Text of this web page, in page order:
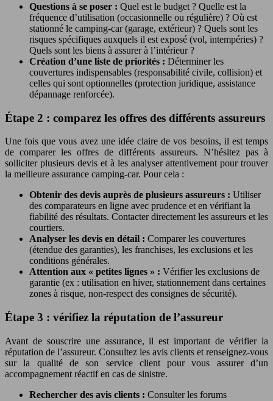
Questions à se poser : Quel est le budget ? Quelle est la
fréquence d’utilisation (occasionnelle ou régulière) ? Où est
stationné le camping-car (garage, extérieur) ? Quels sont les
risques spécifiques auxquels il est exposé (vol, intempéries) ?
Quels sont les biens à assurer à l’intérieur ?
Création d’une liste de priorités : Déterminer les
couvertures indispensables (responsabilité civile, collision) et
celles qui sont optionnelles (protection juridique, assistance
dépannage renforcée).
Étape 2 : comparez les offres des différents assureurs
Une fois que vous avez une idée claire de vos besoins, il est temps
de comparer les offres de différents assureurs. N’hésitez pas à
solliciter plusieurs devis et à les analyser attentivement pour trouver
la meilleure assurance camping-car. Pour cela :
Obtenir des devis auprès de plusieurs assureurs : Utiliser
des comparateurs en ligne avec prudence et en vérifiant la
fiabilité des résultats. Contacter directement les assureurs et les
courtiers.
Analyser les devis en détail : Comparer les couvertures
(étendue des garanties), les franchises, les exclusions et les
conditions générales.
Attention aux « petites lignes » : Vérifier les exclusions de
garantie (ex : utilisation en hiver, stationnement dans certaines
zones à risque, non-respect des consignes de sécurité).
Étape 3 : vérifiez la réputation de l’assureur
Avant de souscrire une assurance, il est important de vérifier la
réputation de l’assureur. Consultez les avis clients et renseignez-vous
sur la qualité de son service client pour vous assurer d’un
accompagnement réactif en cas de sinistre.
Rechercher des avis clients : Consulter les forums